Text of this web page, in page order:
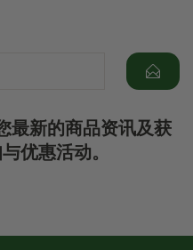
最新的商品资讯及获
优惠活动。